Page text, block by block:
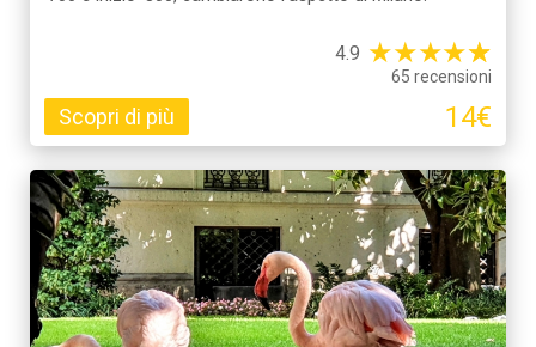
4.9 ★★★★☆
★
65 recensioni
Scopri di più 14€